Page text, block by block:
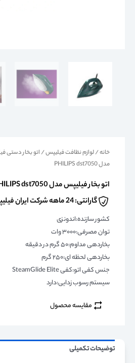
خانه/لوازم نظافت فیلیپس/ اتو بخار دستی
مدل PHILIPS dst7050
اتو بخار فیلیپس مدل PHILIPS dst7050
گارانتی: 24 ماهه شرکت ایران فیلیپس
کشور سازنده:اندونزی
توان مصرفی:۳۰۰۰ وات
بخاردهی مداوم:۵۰ گرم در دقیقه
بخاردهی لحظه ای:۲۵۰ گرم
جنس کفی اتو:کفی SteamGlide Elite
سیستم رسوب زدایی:دارد
مقایسه محصول
توضیحات تکمیلی